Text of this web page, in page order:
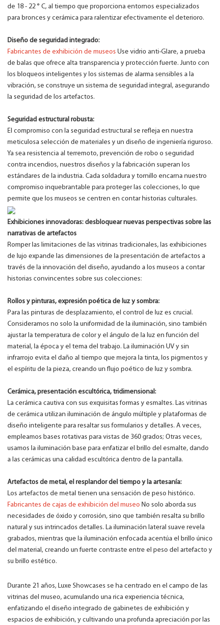
de 18 - 22 ° C, al tiempo que proporciona entornos especializados
para bronces y cerámica para ralentizar efectivamente el deterioro.
Diseño de seguridad integrado:
Fabricantes de exhibición de museos Use vidrio anti-Glare, a prueba
de balas que ofrece alta transparencia y protección fuerte. Junto con
los bloqueos inteligentes y los sistemas de alarma sensibles a la
vibración, se construye un sistema de seguridad integral, asegurando
la seguridad de los artefactos.
Seguridad estructural robusta:
El compromiso con la seguridad estructural se refleja en nuestra
meticulosa selección de materiales y un diseño de ingeniería riguroso.
Ya sea resistencia al terremoto, prevención de robo o seguridad
contra incendios, nuestros diseños y la fabricación superan los
estándares de la industria. Cada soldadura y tornillo encarna nuestro
compromiso inquebrantable para proteger las colecciones, lo que
permite que los museos se centren en contar historias culturales.
Exhibiciones innovadoras: desbloquear nuevas perspectivas sobre las
narrativas de artefactos
Romper las limitaciones de las vitrinas tradicionales, las exhibiciones
de lujo expande las dimensiones de la presentación de artefactos a
través de la innovación del diseño, ayudando a los museos a contar
historias convincentes sobre sus colecciones:
Rollos y pinturas, expresión poética de luz y sombra:
Para las pinturas de desplazamiento, el control de luz es crucial.
Consideramos no solo la uniformidad de la iluminación, sino también
ajustar la temperatura de color y el ángulo de la luz en función del
material, la época y el tema del trabajo. La iluminación UV y sin
infrarrojo evita el daño al tiempo que mejora la tinta, los pigmentos y
el espíritu de la pieza, creando un flujo poético de luz y sombra.
Cerámica, presentación escultórica, tridimensional:
La cerámica cautiva con sus exquisitas formas y esmaltes. Las vitrinas
de cerámica utilizan iluminación de ángulo múltiple y plataformas de
diseño inteligente para resaltar sus formularios y detalles. A veces,
empleamos bases rotativas para vistas de 360 ​​grados; Otras veces,
usamos la iluminación base para enfatizar el brillo del esmalte, dando
a las cerámicas una calidad escultórica dentro de la pantalla.
Artefactos de metal, el resplandor del tiempo y la artesanía:
Los artefactos de metal tienen una sensación de peso histórico.
Fabricantes de cajas de exhibición del museo No solo aborda sus
necesidades de óxido y corrosión, sino que también resalta su brillo
natural y sus intrincados detalles. La iluminación lateral suave revela
grabados, mientras que la iluminación enfocada acentúa el brillo único
del material, creando un fuerte contraste entre el peso del artefacto y
su brillo estético.
Durante 21 años, Luxe Showcases se ha centrado en el campo de las
vitrinas del museo, acumulando una rica experiencia técnica,
enfatizando el diseño integrado de gabinetes de exhibición y
espacios de exhibición, y cultivando una profunda apreciación por las